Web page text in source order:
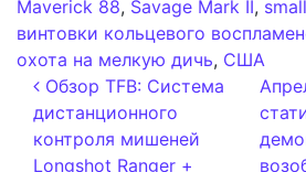
Maverick 88, Savage Mark II,
винтовки кольцевого
охота на мелкую дичь, США
Навигация по
Обзор TFB: Система
дистанционного
контроля мишеней
Longshot Ranger +